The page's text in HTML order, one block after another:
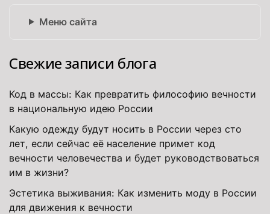
Меню сайта
Свежие записи блога
Код в массы: Как превратить философию вечности
в национальную идею России
Какую одежду будут носить в России через сто
лет, если сейчас её население примет код
вечности человечества и будет руководствоваться
им в жизни?
Эстетика выживания: Как изменить моду в России
для движения к вечности